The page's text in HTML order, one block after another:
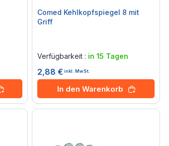
Comed Kehlkopfspiegel 8 mit
Griff
Verfügbarkeit : in 15 Tagen
2,88 € inkl. MwSt.
In den Warenkorb